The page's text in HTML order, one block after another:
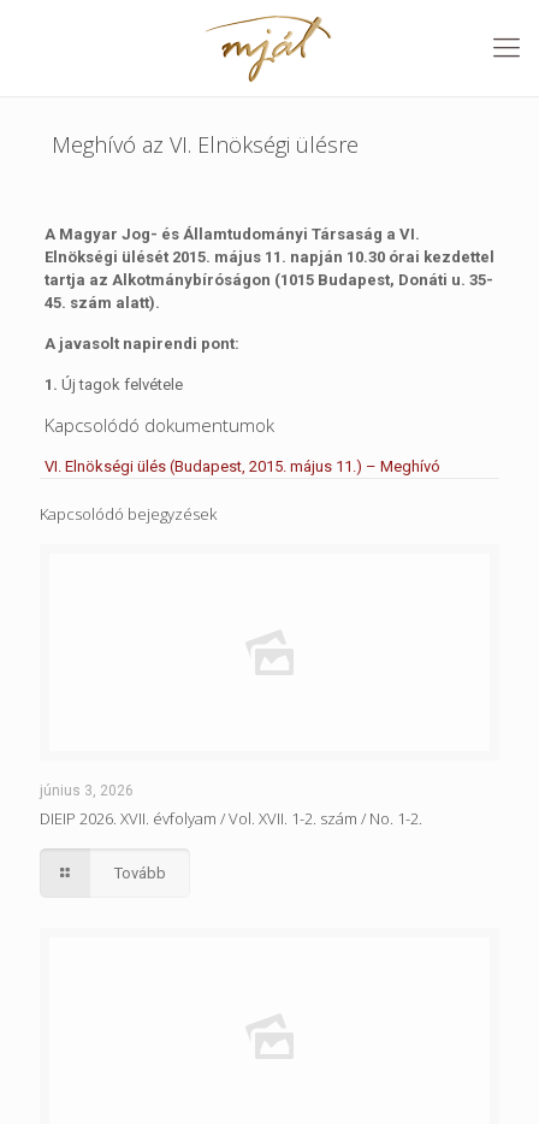
Meghívó az VI. Elnökségi ülésre
A Magyar Jog- és Államtudományi Társaság a VI.
Elnökségi ülését 2015. május 11. napján 10.30 órai kezdettel
tartja az Alkotmánybíróságon (1015 Budapest, Donáti u. 35-
45. szám alatt).
A javasolt napirendi pont:
1. Új tagok felvétele
Kapcsolódó dokumentumok
VI. Elnökségi ülés (Budapest, 2015. május 11.) – Meghívó
Kapcsolódó bejegyzések
június 3, 2026
DIEIP 2026. XVII. évfolyam / Vol. XVII. 1-2. szám / No. 1-2.
Tovább